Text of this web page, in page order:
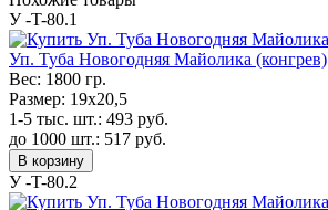
У -T-80.1
Уп. Туба Новогодняя Майолика (конгрев)
Вес: 1800 гр.
Размер: 19x20,5
1-5 тыс. шт.: 493 руб.
до 1000 шт.: 517 руб.
В корзину
У -T-80.2